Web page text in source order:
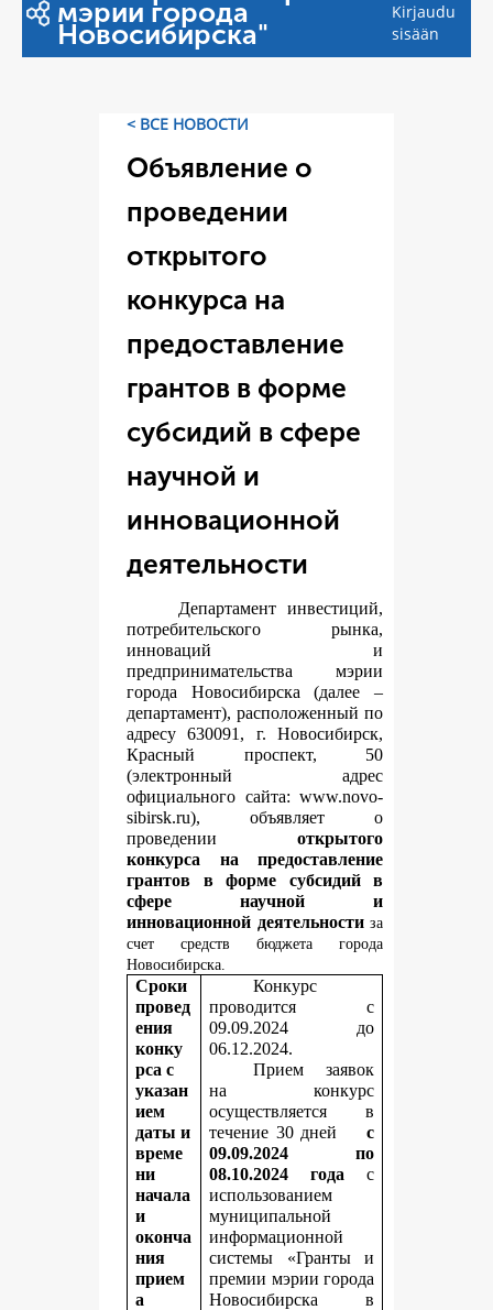
мэрии города
Новосибирска"
Kirjaudu
sisään
< ВСЕ НОВОСТИ
Объявление о
проведении
открытого
конкурса на
предоставление
грантов в форме
субсидий в сфере
научной и
инновационной
деятельности
Департамент инвестиций,
потребительского рынка,
инноваций и
предпринимательства мэрии
города Новосибирска (далее –
департамент), расположенный по
адресу 630091, г. Новосибирск,
Красный проспект, 50
(электронный адрес
официального сайта: www.novo-
sibirsk.ru), объявляет о
проведении открытого
конкурса на предоставление
грантов в форме субсидий в
сфере научной и
инновационной деятельностиза
счет средств бюджета города
Новосибирска.
Сроки
провед
ения
конку
рса с
указан
ием
даты и
време
ни
начала
и
оконча
ния
прием
а
Конкурс
проводится с
09.09.2024 до
06.12.2024.
Прием заявок
на конкурс
осуществляется в
течение 30 дней с
09.09.2024 по
08.10.2024 года с
использованием
муниципальной
информационной
системы «Гранты и
премии мэрии города
Новосибирска в